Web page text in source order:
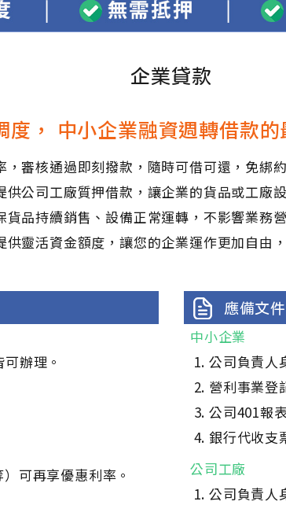
企業貸款
， 中小企業融資週轉借款的
，審核通過即刻撥款，隨時可借可還，免綁
供公司工廠質押借款，讓企業的貨品或工廠
貨品持續銷售、設備正常運轉，不影響業務營
供靈活資金額度，讓您的企業運作更加自由
辦理。
可再享優惠利率。
應備文件
中小企業
公司負責人
營利事業登
公司401報
銀行代收支
公司工廠
公司負責人